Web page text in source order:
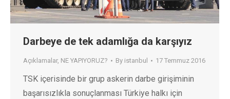
Darbeye de tek adamlığa da karşıyız
Açıklamalar, NE YAPIYORUZ? By istanbul 17 Temmuz 2016
TSK içerisinde bir grup askerin darbe girişiminin
başarısızlıkla sonuçlanması Türkiye halkı için